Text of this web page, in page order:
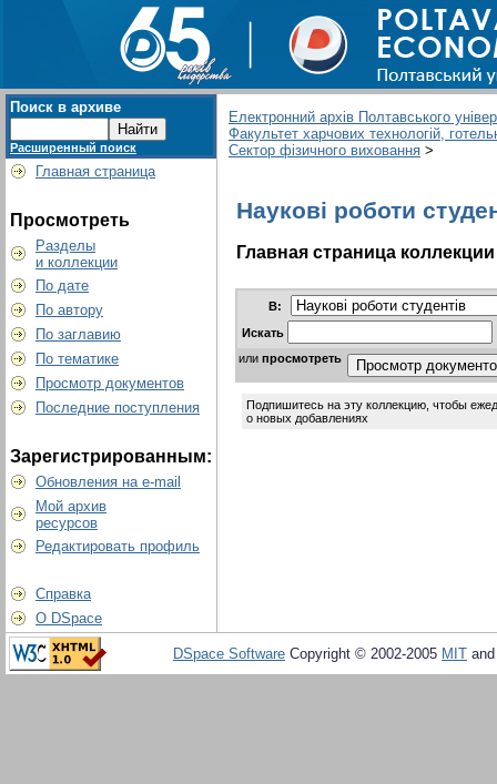
Поиск в архиве
Расширенный поиск
Главная страница
Просмотреть
Разделы
и коллекции
По дате
По автору
По заглавию
По тематике
Просмотр документов
Последние поступления
Зарегистрированным:
Обновления на e-mail
Мой архив
ресурсов
Редактировать профиль
Справка
О DSpace
Електронний архів Полтавського
Факультет харчових технологій,
Сектор фізичного виховання >
Наукові роботи
Главная страница коллекции
В:
Искать
или просмотреть
Подпишитесь на эту коллекцию, чтобы
о новых добавлениях
DSpace Software Copyright © 2002-2005 MIT